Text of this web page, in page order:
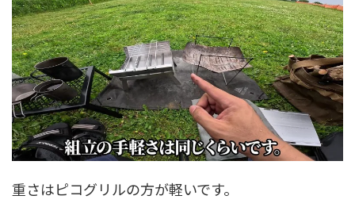
重さはピコグリルの方が軽いです。